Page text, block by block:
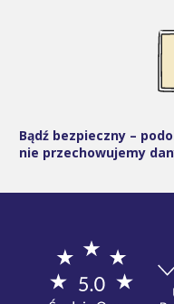
Bądź bezpieczny –
nie przechowujemy